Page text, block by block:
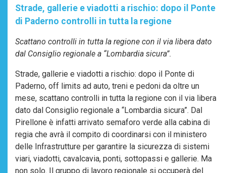
Strade, gallerie e viadotti a rischio: dopo il Ponte
di Paderno controlli in tutta la regione
Scattano controlli in tutta la regione con il via libera dato
dal Consiglio regionale a “Lombardia sicura”.
Strade, gallerie e viadotti a rischio: dopo il Ponte di
Paderno, off limits ad auto, treni e pedoni da oltre un
mese, scattano controlli in tutta la regione con il via libera
dato dal Consiglio regionale a “Lombardia sicura”. Dal
Pirellone è infatti arrivato semaforo verde alla cabina di
regia che avrà il compito di coordinarsi con il ministero
delle Infrastrutture per garantire la sicurezza di sistemi
viari, viadotti, cavalcavia, ponti, sottopassi e gallerie. Ma
non solo. Il gruppo di lavoro regionale si occuperà del